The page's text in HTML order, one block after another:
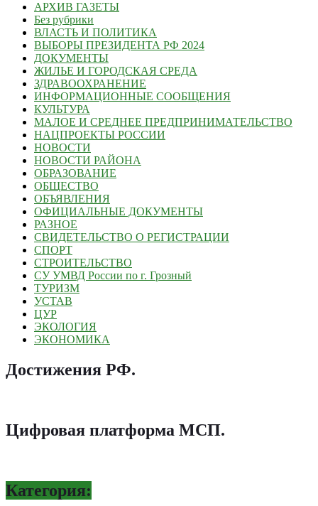
АРХИВ ГАЗЕТЫ
Без рубрики
ВЛАСТЬ И ПОЛИТИКА
ВЫБОРЫ ПРЕЗИДЕНТА РФ 2024
ДОКУМЕНТЫ
ЖИЛЬЕ И ГОРОДСКАЯ СРЕДА
ЗДРАВООХРАНЕНИЕ
ИНФОРМАЦИОННЫЕ СООБЩЕНИЯ
КУЛЬТУРА
МАЛОЕ И СРЕДНЕЕ ПРЕДПРИНИМАТЕЛЬСТВО
НАЦПРОЕКТЫ РОССИИ
НОВОСТИ
НОВОСТИ РАЙОНА
ОБРАЗОВАНИЕ
ОБЩЕСТВО
ОБЪЯВЛЕНИЯ
ОФИЦИАЛЬНЫЕ ДОКУМЕНТЫ
РАЗНОЕ
СВИДЕТЕЛЬСТВО О РЕГИСТРАЦИИ
СПОРТ
СТРОИТЕЛЬСТВО
СУ УМВД России по г. Грозный
ТУРИЗМ
УСТАВ
ЦУР
ЭКОЛОГИЯ
ЭКОНОМИКА
Достижения РФ.
Цифровая платформа МСП.
Категория: